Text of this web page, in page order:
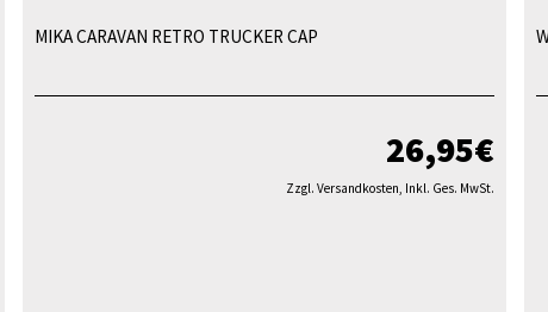
MIKA CARAVAN RETRO TRUCKER CAP
26,95€
Zzgl. Versandkosten, Inkl. Ges. MwSt.